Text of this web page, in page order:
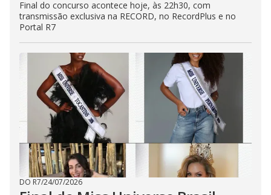
Final do concurso acontece hoje, às 22h30, com
transmissão exclusiva na RECORD, no RecordPlus e no
Portal R7
DO R7/24/07/2026